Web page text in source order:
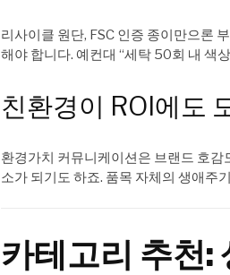
리사이클 원단, FSC 인증 종이만으론
해야 합니다. 예컨대 “세탁 50회 내 색
친환경이 ROI에도
환경가치 커뮤니케이션은 브랜드 호감
소가 되기도 하죠. 품목 자체의 생애주
카테고리 추천: